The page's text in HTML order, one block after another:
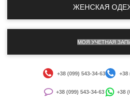
ЖЕНСКАЯ
МОЯ УЧЕТНАЯ
+38 (099) 543-34-63 +38
+38 (099) 543-34-63 +38